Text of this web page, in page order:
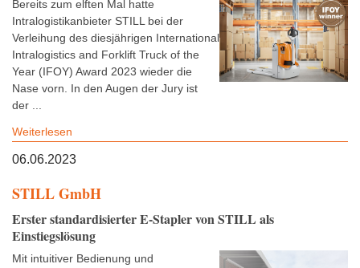
Bereits zum elften Mal hatte
Intralogistikanbieter STILL bei der
Verleihung des diesjährigen International
Intralogistics and Forklift Truck of the
Year (IFOY) Award 2023 wieder die
Nase vorn. In den Augen der Jury ist
der ...
Weiterlesen
06.06.2023
STILL GmbH
Erster standardisierter E-Stapler von STILL als
Einstiegslösung
Mit intuitiver Bedienung und